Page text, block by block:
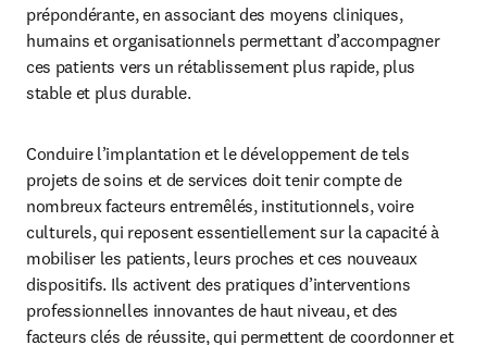
prépondérante, en associant des moyens cliniques,
humains et organisationnels permettant d’accompagner
ces patients vers un rétablissement plus rapide, plus
stable et plus durable.
Conduire l’implantation et le développement de tels
projets de soins et de services doit tenir compte de
nombreux facteurs entremêlés, institutionnels, voire
culturels, qui reposent essentiellement sur la capacité à
mobiliser les patients, leurs proches et ces nouveaux
dispositifs. Ils activent des pratiques d’interventions
professionnelles innovantes de haut niveau, et des
facteurs clés de réussite, qui permettent de coordonner et